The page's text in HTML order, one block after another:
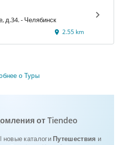
ул.Орджоникидзе, д.34. - Челябинск
2.55 km
о Туры
от Tiendeo
новые каталоги Путешествия и